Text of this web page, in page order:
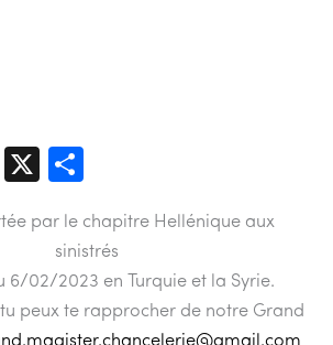
T
a
X
ta
g
er
par le chapitre Hellénique aux
sinistrés
6/02/2023 en Turquie et la Syrie.
peux te rapprocher de notre Grand